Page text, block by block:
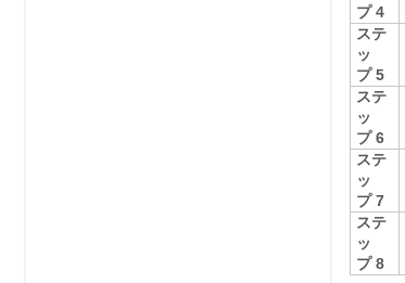
プ 4
ステ
ッ
プ 5
ステ
ッ
プ 6
ステ
ッ
プ 7
ステ
ッ
プ 8